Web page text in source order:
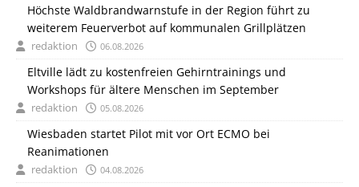
Höchste Waldbrandwarnstufe in der Region führt zu
weiterem Feuerverbot auf kommunalen Grillplätzen
redaktion 06.08.2026
Eltville lädt zu kostenfreien Gehirntrainings und
Workshops für ältere Menschen im September
redaktion 05.08.2026
Wiesbaden startet Pilot mit vor Ort ECMO bei
Reanimationen
redaktion 04.08.2026